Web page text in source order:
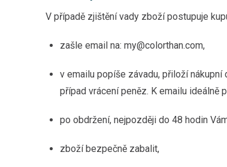
V případě zjištění vady zboží postupuje
zašle email na: my@colorthan.com,
v emailu popíše závadu, přiloží
případ vrácení peněz. K emailu ideálně
po obdržení, nejpozději do 48 hodin
zboží bezpečně zabalit,